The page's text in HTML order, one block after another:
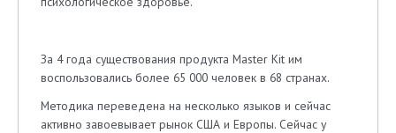
За 4 года существования продукта Master Kit им
воспользовались более 65 000 человек в 68 странах.
Методика переведена на несколько языков и сейчас
активно завоевывает рынок США и Европы. Сейчас у